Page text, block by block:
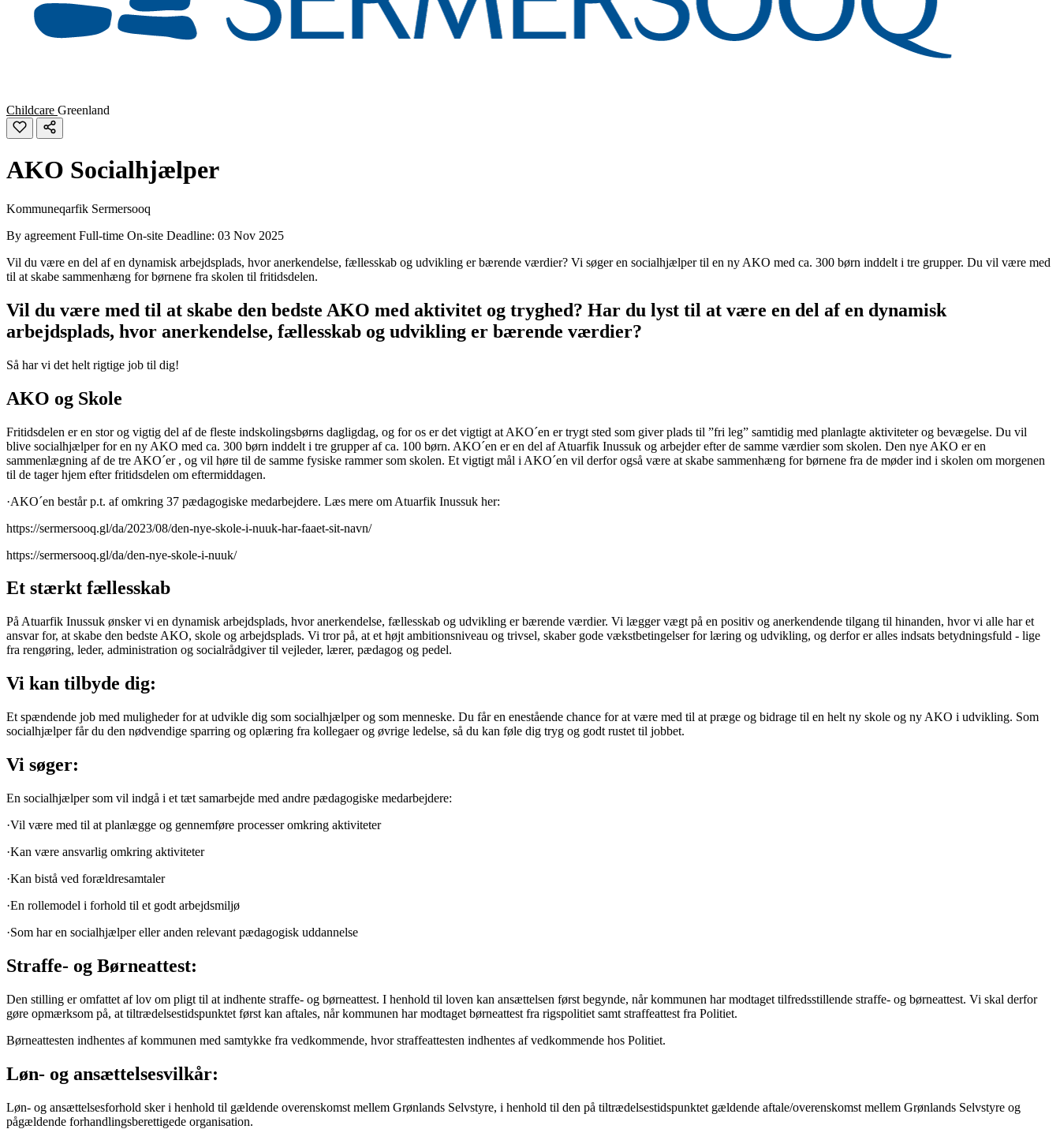
Childcare Greenland
AKO Socialhjælper
Kommuneqarfik Sermersooq
By agreement Full-time On-site Deadline: 03 Nov 2025
Vil du være en del af en dynamisk arbejdsplads, hvor anerkendelse, fællesskab og udvikling er bærende værdier? Vi søger en socialhjælper til en ny AKO med ca. 300 børn inddelt i tre grupper. Du vil være med
til at skabe sammenhæng for børnene fra skolen til fritidsdelen.
Vil du være med til at skabe den bedste AKO med aktivitet og tryghed? Har du lyst til at være en del af en dynamisk
arbejdsplads, hvor anerkendelse, fællesskab og udvikling er bærende værdier?
Så har vi det helt rigtige job til dig!
AKO og Skole
Fritidsdelen er en stor og vigtig del af de fleste indskolingsbørns dagligdag, og for os er det vigtigt at AKO´en er trygt sted som giver plads til ”fri leg” samtidig med planlagte aktiviteter og bevægelse. Du vil
blive socialhjælper for en ny AKO med ca. 300 børn inddelt i tre grupper af ca. 100 børn. AKO´en er en del af Atuarfik Inussuk og arbejder efter de samme værdier som skolen. Den nye AKO er en
sammenlægning af de tre AKO´er , og vil høre til de samme fysiske rammer som skolen. Et vigtigt mål i AKO´en vil derfor også være at skabe sammenhæng for børnene fra de møder ind i skolen om morgenen
til de tager hjem efter fritidsdelen om eftermiddagen.
·AKO´en består p.t. af omkring 37 pædagogiske medarbejdere. Læs mere om Atuarfik Inussuk her:
https://sermersooq.gl/da/2023/08/den-nye-skole-i-nuuk-har-faaet-sit-navn/
https://sermersooq.gl/da/den-nye-skole-i-nuuk/
Et stærkt fællesskab
På Atuarfik Inussuk ønsker vi en dynamisk arbejdsplads, hvor anerkendelse, fællesskab og udvikling er bærende værdier. Vi lægger vægt på en positiv og anerkendende tilgang til hinanden, hvor vi alle har et
ansvar for, at skabe den bedste AKO, skole og arbejdsplads. Vi tror på, at et højt ambitionsniveau og trivsel, skaber gode vækstbetingelser for læring og udvikling, og derfor er alles indsats betydningsfuld - lige
fra rengøring, leder, administration og socialrådgiver til vejleder, lærer, pædagog og pedel.
Vi kan tilbyde dig:
Et spændende job med muligheder for at udvikle dig som socialhjælper og som menneske. Du får en enestående chance for at være med til at præge og bidrage til en helt ny skole og ny AKO i udvikling. Som
socialhjælper får du den nødvendige sparring og oplæring fra kollegaer og øvrige ledelse, så du kan føle dig tryg og godt rustet til jobbet.
Vi søger:
En socialhjælper som vil indgå i et tæt samarbejde med andre pædagogiske medarbejdere:
·Vil være med til at planlægge og gennemføre processer omkring aktiviteter
·Kan være ansvarlig omkring aktiviteter
·Kan bistå ved forældresamtaler
·En rollemodel i forhold til et godt arbejdsmiljø
·Som har en socialhjælper eller anden relevant pædagogisk uddannelse
Straffe- og Børneattest:
Den stilling er omfattet af lov om pligt til at indhente straffe- og børneattest. I henhold til loven kan ansættelsen først begynde, når kommunen har modtaget tilfredsstillende straffe- og børneattest. Vi skal derfor
gøre opmærksom på, at tiltrædelsestidspunktet først kan aftales, når kommunen har modtaget børneattest fra rigspolitiet samt straffeattest fra Politiet.
Børneattesten indhentes af kommunen med samtykke fra vedkommende, hvor straffeattesten indhentes af vedkommende hos Politiet.
Løn- og ansættelsesvilkår:
Løn- og ansættelsesforhold sker i henhold til gældende overenskomst mellem Grønlands Selvstyre, i henhold til den på tiltrædelsestidspunktet gældende aftale/overenskomst mellem Grønlands Selvstyre og
pågældende forhandlingsberettigede organisation.